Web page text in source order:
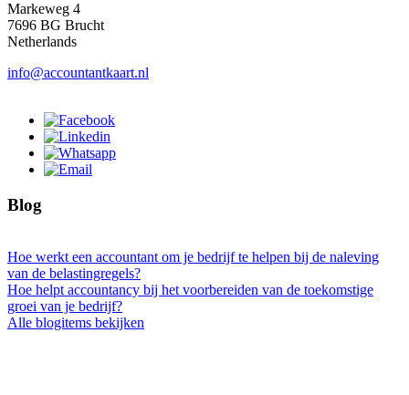
Markeweg 4
7696 BG Brucht
Netherlands
info@accountantkaart.nl
Blog
Hoe werkt een accountant om je bedrijf te helpen bij de naleving
van de belastingregels?
Hoe helpt accountancy bij het voorbereiden van de toekomstige
groei van je bedrijf?
Alle blogitems bekijken